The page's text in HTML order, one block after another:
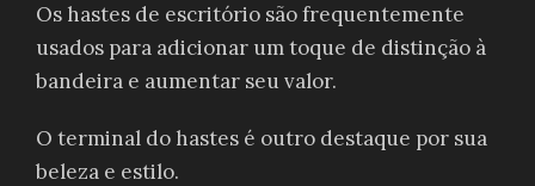
Os hastes de escritório são frequentemente
usados ​​para adicionar um toque de distinção à
bandeira e aumentar seu valor.
O terminal do hastes é outro destaque por sua
beleza e estilo.